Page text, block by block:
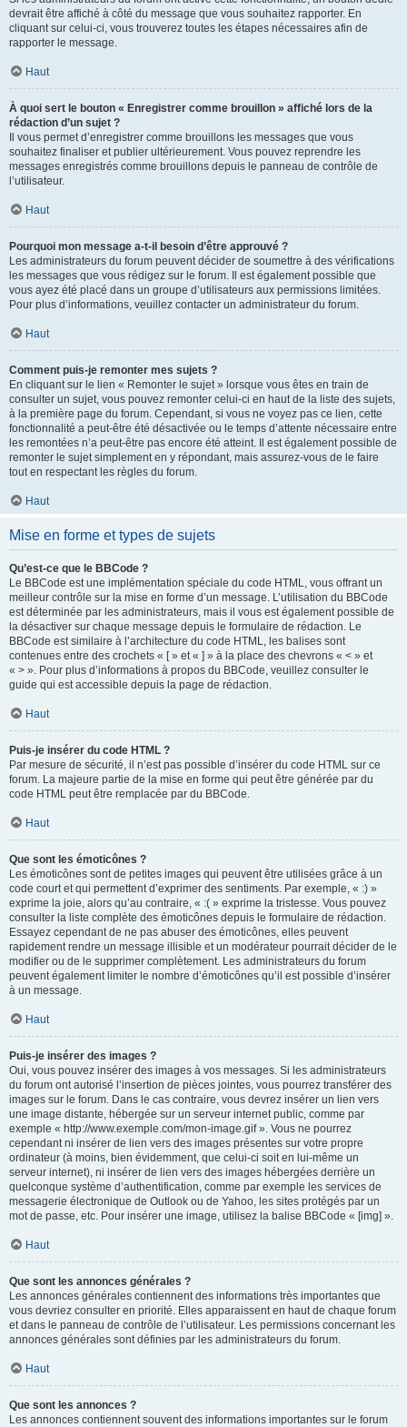
devrait être affiché à côté du message que vous souhaitez rapporter. En
cliquant sur celui-ci, vous trouverez toutes les étapes nécessaires afin de
rapporter le message.
Haut
À quoi sert le bouton « Enregistrer comme brouillon » affiché lors de la
rédaction d’un sujet ?
Il vous permet d’enregistrer comme brouillons les messages que vous
souhaitez finaliser et publier ultérieurement. Vous pouvez reprendre les
messages enregistrés comme brouillons depuis le panneau de contrôle de
l’utilisateur.
Haut
Pourquoi mon message a-t-il besoin d’être approuvé ?
Les administrateurs du forum peuvent décider de soumettre à des vérifications
les messages que vous rédigez sur le forum. Il est également possible que
vous ayez été placé dans un groupe d’utilisateurs aux permissions limitées.
Pour plus d’informations, veuillez contacter un administrateur du forum.
Haut
Comment puis-je remonter mes sujets ?
En cliquant sur le lien « Remonter le sujet » lorsque vous êtes en train de
consulter un sujet, vous pouvez remonter celui-ci en haut de la liste des sujets,
à la première page du forum. Cependant, si vous ne voyez pas ce lien, cette
fonctionnalité a peut-être été désactivée ou le temps d’attente nécessaire entre
les remontées n’a peut-être pas encore été atteint. Il est également possible de
remonter le sujet simplement en y répondant, mais assurez-vous de le faire
tout en respectant les règles du forum.
Haut
Mise en forme et types de sujets
Qu’est-ce que le BBCode ?
Le BBCode est une implémentation spéciale du code HTML, vous offrant un
meilleur contrôle sur la mise en forme d’un message. L’utilisation du BBCode
est déterminée par les administrateurs, mais il vous est également possible de
la désactiver sur chaque message depuis le formulaire de rédaction. Le
BBCode est similaire à l’architecture du code HTML, les balises sont
contenues entre des crochets « [ » et « ] » à la place des chevrons « < » et
« > ». Pour plus d’informations à propos du BBCode, veuillez consulter le
guide qui est accessible depuis la page de rédaction.
Haut
Puis-je insérer du code HTML ?
Par mesure de sécurité, il n’est pas possible d’insérer du code HTML sur ce
forum. La majeure partie de la mise en forme qui peut être générée par du
code HTML peut être remplacée par du BBCode.
Haut
Que sont les émoticônes ?
Les émoticônes sont de petites images qui peuvent être utilisées grâce à un
code court et qui permettent d’exprimer des sentiments. Par exemple, « :) »
exprime la joie, alors qu’au contraire, « :( » exprime la tristesse. Vous pouvez
consulter la liste complète des émoticônes depuis le formulaire de rédaction.
Essayez cependant de ne pas abuser des émoticônes, elles peuvent
rapidement rendre un message illisible et un modérateur pourrait décider de le
modifier ou de le supprimer complètement. Les administrateurs du forum
peuvent également limiter le nombre d’émoticônes qu’il est possible d’insérer
à un message.
Haut
Puis-je insérer des images ?
Oui, vous pouvez insérer des images à vos messages. Si les administrateurs
du forum ont autorisé l’insertion de pièces jointes, vous pourrez transférer des
images sur le forum. Dans le cas contraire, vous devrez insérer un lien vers
une image distante, hébergée sur un serveur internet public, comme par
exemple « http://www.exemple.com/mon-image.gif ». Vous ne pourrez
cependant ni insérer de lien vers des images présentes sur votre propre
ordinateur (à moins, bien évidemment, que celui-ci soit en lui-même un
serveur internet), ni insérer de lien vers des images hébergées derrière un
quelconque système d’authentification, comme par exemple les services de
messagerie électronique de Outlook ou de Yahoo, les sites protégés par un
mot de passe, etc. Pour insérer une image, utilisez la balise BBCode « [img] ».
Haut
Que sont les annonces générales ?
Les annonces générales contiennent des informations très importantes que
vous devriez consulter en priorité. Elles apparaissent en haut de chaque forum
et dans le panneau de contrôle de l’utilisateur. Les permissions concernant les
annonces générales sont définies par les administrateurs du forum.
Haut
Que sont les annonces ?
Les annonces contiennent souvent des informations importantes sur le forum